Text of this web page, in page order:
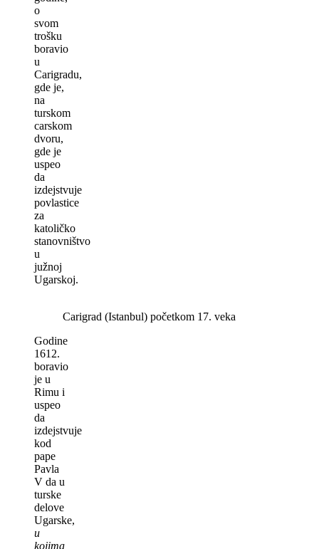
o
svom
trošku
boravio
u
Carigradu,
gde je,
na
turskom
carskom
dvoru,
gde je
uspeo
da
izdejstvuje
povlastice
za
katoličko
stanovništvo
u
južnoj
Ugarskoj.
Carigrad (Istanbul) početkom 17. veka
Godine
1612.
boravio
je u
Rimu i
uspeo
da
izdejstvuje
kod
pape
Pavla
V da u
turske
delove
Ugarske,
u
kojima